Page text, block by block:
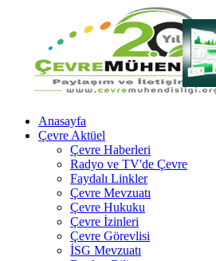
Anasayfa
Çevre Aktüel
Çevre Haberleri
Radyo ve TV'de Çevre
Faydalı Linkler
Çevre Mevzuatı
Çevre Hukuku
Çevre İzinleri
Çevre Görevlisi
İSG Mevzuatı